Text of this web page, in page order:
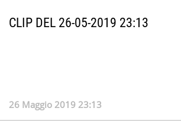
CLIP DEL 26-05-2019 23:13
26 Maggio 2019 23:13